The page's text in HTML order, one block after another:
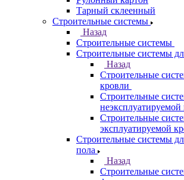
Тарный склеенный
Строительные системы
Назад
Строительные системы
Строительные системы
Назад
Строительные
кровли
Строительные
неэксплуатируемой
Строительные
эксплуатируемой
Строительные системы
пола
Назад
Строительные